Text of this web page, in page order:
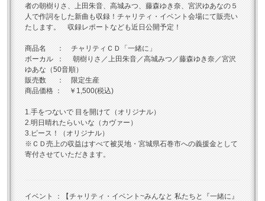
者の朝樹りさ、上田朱音、高城みつ、藤森ゆき奈、宮沢ゆあなの５
人で作詞をした新曲も収録！チャリティ・イベント会場にて販売い
たします。 収録レポートなども近日公開予定！
商品名 ： チャリティＣＤ「一緒に」
ボーカル ： 朝樹りさ／上田朱音／高城みつ／藤森ゆき奈／宮沢
ゆあな（50音順）
販売数 ： 限定生産
商品価格 ： ￥1,500(税込)
1.手をつないで 目を開けて（オリジナル）
2.明日晴れたらいいな（カヴァー）
3.ピース！（オリジナル）
※ＣＤ売上の収益はすべて被災地・宮城県石巻市への義援金として
寄付させていただきます。
イベント ：【チャリティ・イベント~みんなと 私たちと『一緒に』